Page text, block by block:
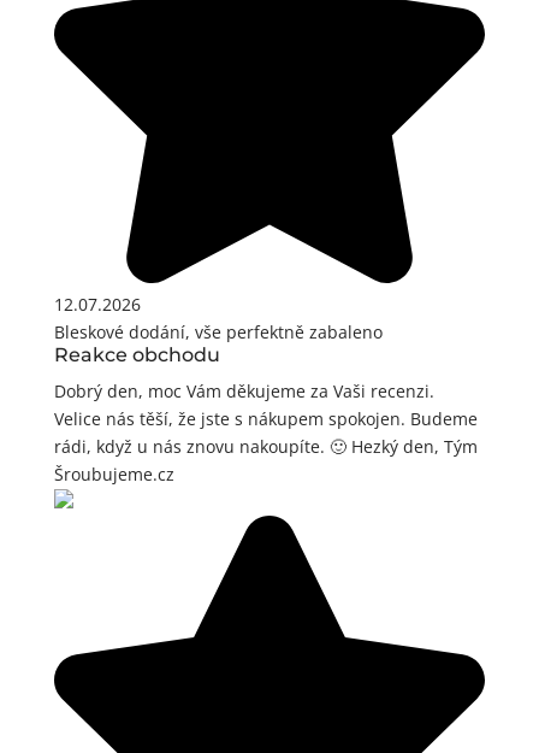
12.07.2026
Bleskové dodání, vše perfektně zabaleno
Reakce obchodu
Dobrý den, moc Vám děkujeme za Vaši recenzi.
Velice nás těší, že jste s nákupem spokojen. Budeme
rádi, když u nás znovu nakoupíte. 🙂 Hezký den, Tým
Šroubujeme.cz